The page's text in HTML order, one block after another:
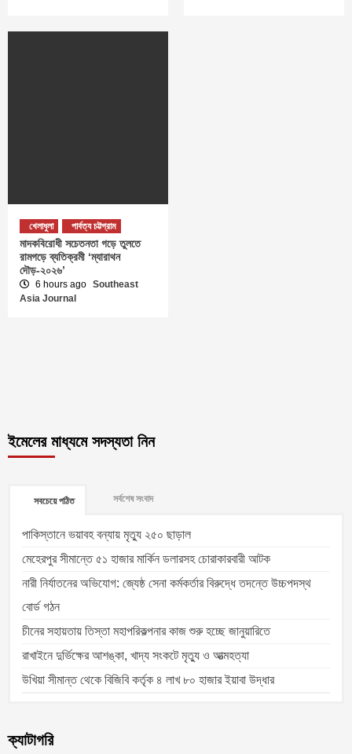
খেলাধুলা পার্বত্য চট্টগ্রাম
মাদকবিরোধী সচেতনতা গড়ে তুলতে
রামগড়ে ব্যতিক্রমী ‘ম্যারাথন
দৌড়-২০২৬’
6 hours ago Southeast
Asia Journal
ইমেলের মাধ্যমে সদস্যতা নিন
সবচেয়ে পঠিত সর্বশেষ সংবাদ
পাকিস্তানে ভয়াবহ বন্যায় মৃত্যু ২৫০ ছাড়াল
মেহেরপুর সীমান্তে ৫১ হাজার মার্কিন ডলারসহ চোরাকারবারী আটক
নারী নির্যাতনের অভিযোগ: জ্যেষ্ঠ সেনা কর্মকর্তার বিরুদ্ধে তদন্তে উচ্চপদস্থ
বোর্ড গঠন
চীনের সহায়তায় তিস্তা মহাপরিকল্পনার কাজ শুরু হচ্ছে জানুয়ারিতে
রাখাইনে দুর্ভিক্ষের আশঙ্কা, খাদ্য সংকটে মৃত্যু ও আত্মহত্যা
উখিয়া সীমান্ত থেকে বিজিবি কর্তৃক ৪ লাখ ৮০ হাজার ইয়াবা উদ্ধার
ক্যাটাগরি